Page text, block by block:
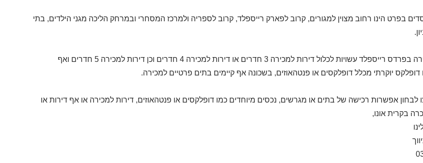
בפרט הינו רחוב מצוין למגורים, קרוב לפארק רייספלד, קרוב לספריה ולמרכז המסחרי ובמרחק הליכה מגני הילדים, בתי
דירות למכירה בפרדס רייספלד עשויות לכלול דירות למכירה 3 חדרים או דירות למכירה 4 חדרים וכן דירות למכירה 5 חדרים ואף
דופלקס יוקרתי מכלל דופלקסים או פנטהאוזים, בשכונה אף קיימים בתים פרטיים למכירה.
לבחון אפשרות רכישה של בתים או מגרשים, נכסים מיוחדים כמו דופלקסים או פנטהאוזים, דירות למכירה או אף דירות או
בקרית אונו,